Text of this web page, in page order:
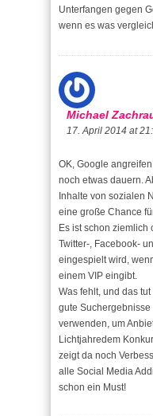
Unterfangen gegen
wenn es was
Michael
17. April 2014 at
OK, Google
noch etwas dauern.
Inhalte von sozialen
eine große Chance
Es ist schon ziemlich
Twitter-, Facebook-
eingespielt wird,
einem VIP eingibt.
Was fehlt, und das
gute Suchergebnisse
verwenden, um
Lichtjahredem
zeigt da noch
alle Social Media
schon ein Must!